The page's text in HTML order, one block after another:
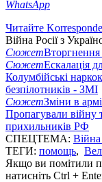
WhatsApp
Читайте
Війна Росії з
СюжетВторгнення
СюжетЕскалація
Колумбійські
безпілотників - ЗМІ
СюжетЗміни в
Пропагували війну
прихильників РФ
СПЕЦТЕМА: Війна
ТЕГИ: помощь,
Якщо ви помітили
натисніть Ctrl +